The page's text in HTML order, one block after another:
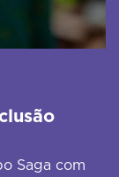
Saga com